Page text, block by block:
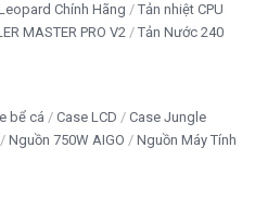
Chính Hãng
Tản nhiệt CPU
MASTER PRO V2
Tản Nước 240
bể cá Case LCD
Case Jungle
Nguồn 750W AIGO
Nguồn Máy Tính